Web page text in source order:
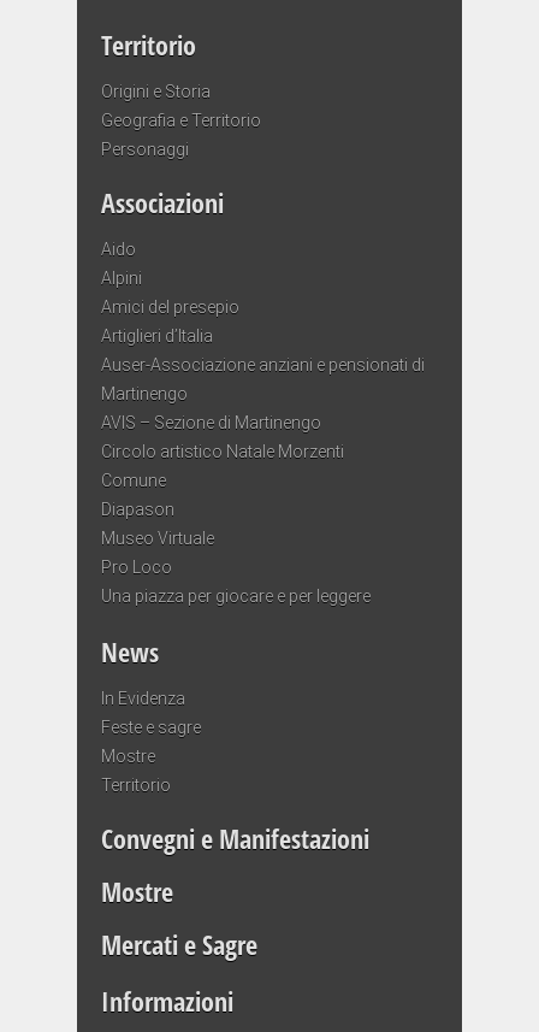
Territorio
Origini e Storia
Geografia e Territorio
Personaggi
Associazioni
Aido
Alpini
Amici del presepio
Artiglieri d’Italia
Auser-Associazione anziani e pensionati di
Martinengo
AVIS – Sezione di Martinengo
Circolo artistico Natale Morzenti
Comune
Diapason
Museo Virtuale
Pro Loco
Una piazza per giocare e per leggere
News
In Evidenza
Feste e sagre
Mostre
Territorio
Convegni e Manifestazioni
Mostre
Mercati e Sagre
Informazioni